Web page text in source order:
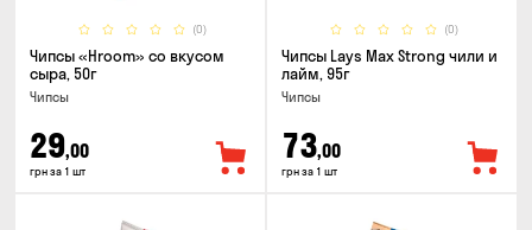
(0)
Чипсы «Hroom» со вкусом
сыра, 50г
Чипсы
29,00
грн за 1 шт
(0)
Чипсы Lays Max Strong чили и
лайм, 95г
Чипсы
73,00
грн за 1 шт